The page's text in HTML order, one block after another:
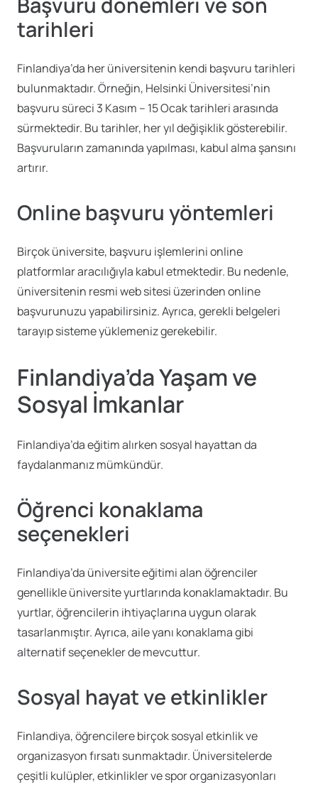
tarihleri
Finlandiya’da her üniversitenin kendi başvuru tarihleri
bulunmaktadır. Örneğin, Helsinki Üniversitesi’nin
başvuru süreci 3 Kasım – 15 Ocak tarihleri arasında
sürmektedir. Bu tarihler, her yıl değişiklik gösterebilir.
Başvuruların zamanında yapılması, kabul alma şansını
artırır.
Online başvuru yöntemleri
Birçok üniversite, başvuru işlemlerini online
platformlar aracılığıyla kabul etmektedir. Bu nedenle,
üniversitenin resmi web sitesi üzerinden online
başvurunuzu yapabilirsiniz. Ayrıca, gerekli belgeleri
tarayıp sisteme yüklemeniz gerekebilir.
Finlandiya’da Yaşam ve
Sosyal İmkanlar
Finlandiya’da eğitim alırken sosyal hayattan da
faydalanmanız mümkündür.
Öğrenci konaklama
seçenekleri
Finlandiya’da üniversite eğitimi alan öğrenciler
genellikle üniversite yurtlarında konaklamaktadır. Bu
yurtlar, öğrencilerin ihtiyaçlarına uygun olarak
tasarlanmıştır. Ayrıca, aile yanı konaklama gibi
alternatif seçenekler de mevcuttur.
Sosyal hayat ve etkinlikler
Finlandiya, öğrencilere birçok sosyal etkinlik ve
organizasyon fırsatı sunmaktadır. Üniversitelerde
çeşitli kulüpler, etkinlikler ve spor organizasyonları